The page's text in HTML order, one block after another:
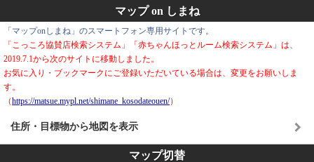
マップ on しまね
「マップonしまね」のスマートフォン専用サイトです。
「こっころ協賛店検索システム」「赤ちゃんほっとルーム検索システム」は、
2019.7.1から次のサイトに移動しました。
お気に入り・ブックマークにご登録いただいている場合は、変更をお願いしま
す。
（https://matsue.mypl.net/shimane_kosodateouen/）
住所・目標物から地図を表示
マップ切替